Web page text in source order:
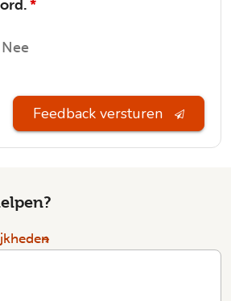
*
Nee
Feedback versturen